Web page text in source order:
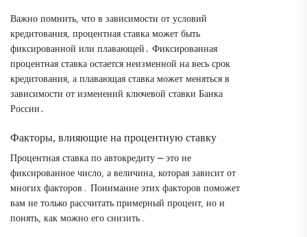
Важно помнить, что в зависимости от условий
кредитования, процентная ставка может быть
фиксированной или плавающей․ Фиксированная
процентная ставка остается неизменной на весь срок
кредитования, а плавающая ставка может меняться в
зависимости от изменений ключевой ставки Банка
России․
Факторы, влияющие на процентную ставку
Процентная ставка по автокредиту ⎼ это не
фиксированное число, а величина, которая зависит от
многих факторов․ Понимание этих факторов поможет
вам не только рассчитать примерный процент, но и
понять, как можно его снизить․